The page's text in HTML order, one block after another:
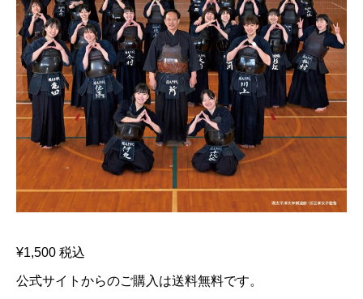
¥1,500 税込
公式サイトからのご購入は送料無料です。